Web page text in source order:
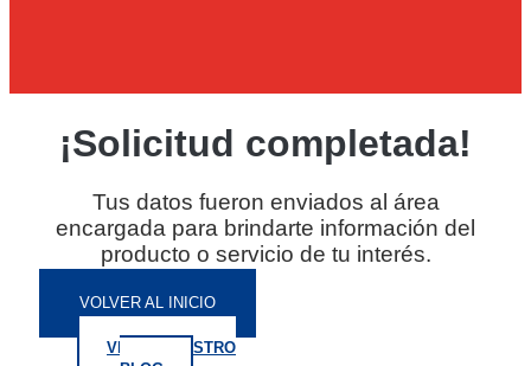
¡Solicitud completada!
Tus datos fueron enviados al área
encargada para brindarte información del
producto o servicio de tu interés.
VOLVER AL INICIO
VISITA NUESTRO